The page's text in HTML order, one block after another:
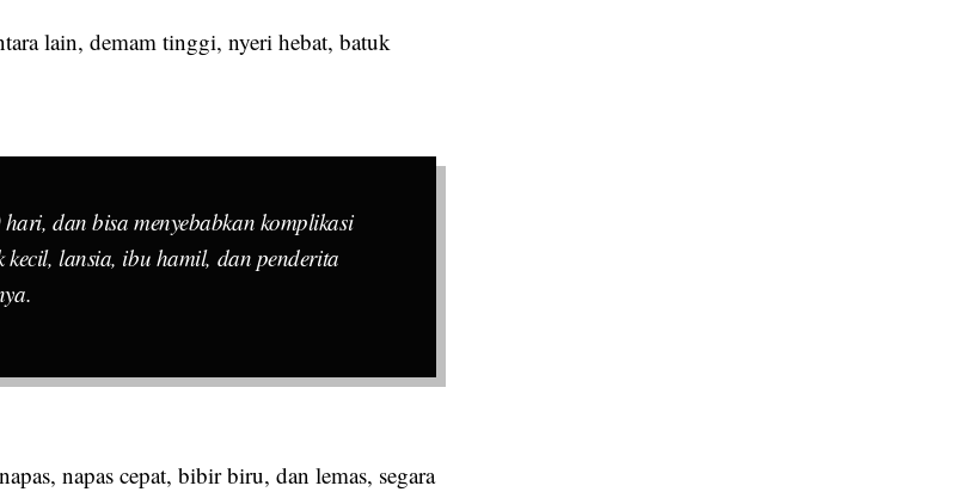
lain, demam tinggi, nyeri hebat, batuk
dan bisa menyebabkan komplikasi
lansia, ibu hamil, dan penderita
napas cepat, bibir biru, dan lemas, segara